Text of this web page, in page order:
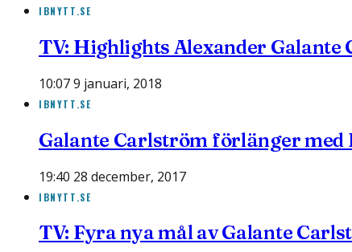
IBNYTT.SE
TV: Highlights Alexander Galante
10:07 9 januari, 2018
IBNYTT.SE
Galante Carlström förlänger med
19:40 28 december, 2017
IBNYTT.SE
TV: Fyra nya mål av Galante